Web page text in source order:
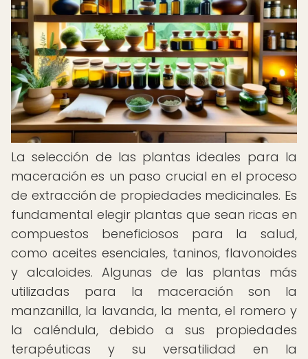
La selección de las plantas ideales para la
maceración es un paso crucial en el proceso
de extracción de propiedades medicinales. Es
fundamental elegir plantas que sean ricas en
compuestos beneficiosos para la salud,
como aceites esenciales, taninos, flavonoides
y alcaloides. Algunas de las plantas más
utilizadas para la maceración son la
manzanilla, la lavanda, la menta, el romero y
la caléndula, debido a sus propiedades
terapéuticas y su versatilidad en la